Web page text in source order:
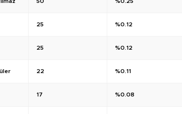
25 %0.12
25 %0.12
22 %0.11
17 %0.08